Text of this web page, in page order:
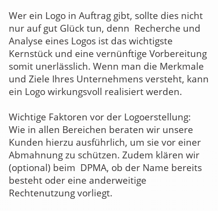
Wer ein Logo in Auftrag gibt, sollte dies nicht
nur auf gut Glück tun, denn Recherche und
Analyse eines Logos ist das wichtigste
Kernstück und eine vernünftige Vorbereitung
somit unerlässlich. Wenn man die Merkmale
und Ziele Ihres Unternehmens versteht, kann
ein Logo wirkungsvoll realisiert werden.
Wichtige Faktoren vor der Logoerstellung:
Wie in allen Bereichen beraten wir unsere
Kunden hierzu ausführlich, um sie vor einer
Abmahnung zu schützen. Zudem klären wir
(optional) beim DPMA, ob der Name bereits
besteht oder eine anderweitige
Rechtenutzung vorliegt.